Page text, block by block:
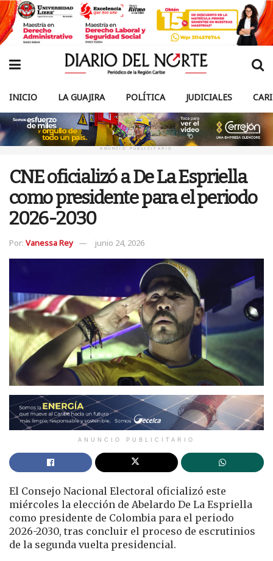
INICIO LA GUAJIRA POLÍTICA JUDICIALES
ANUNCIO PUBLICITARIO
CNE oficializó a De La Espriella
como presidente para el periodo
2026-2030
Por: Vanessa Rey junio 24, 2026
ANUNCIO PUBLICITARIO
El Consejo Nacional Electoral oficializó este
miércoles la elección de Abelardo De La Espriella
como presidente de Colombia para el periodo
2026-2030, tras concluir el proceso de escrutinios
de la segunda vuelta presidencial.